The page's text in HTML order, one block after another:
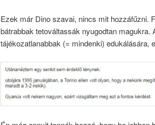
Ezek már Dino szavai, nincs mit hozzáfűzni.
bátrabbak tetováltassák nyugodtan
tájékozatlanabbak (= mindenki) edukálására,